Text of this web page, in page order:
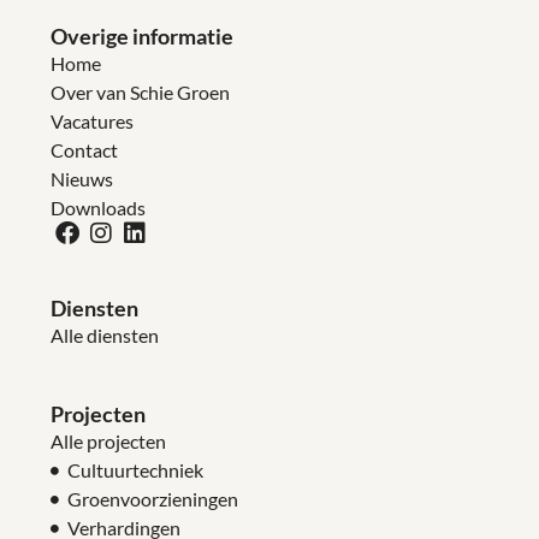
Overige informatie
Home
Over van Schie Groen
Vacatures
Contact
Nieuws
Downloads
Diensten
Alle diensten
Projecten
Alle projecten
Cultuurtechniek
Groenvoorzieningen
Verhardingen